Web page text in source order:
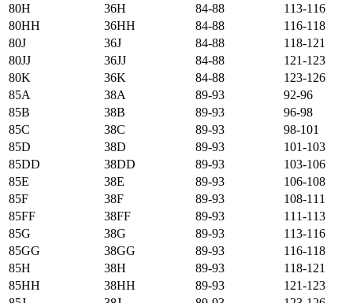
80H
36H 84-88
113-116
80HH
36HH 84-88
116-118
80J
36J 84-88
118-121
80JJ
36JJ 84-88
121-123
80K
36K 84-88
123-126
85А
38А 89-93
92-96
85B
38B 89-93
96-98
85C
38C 89-93
98-101
85D
38D 89-93
101-103
85DD
38DD 89-93
103-106
85E
38E 89-93
106-108
85F
38F 89-93
108-111
85FF
38FF 89-93
111-113
85G
38G 89-93
113-116
85GG
38GG 89-93
116-118
85H
38H 89-93
118-121
85HH
38HH 89-93
121-123